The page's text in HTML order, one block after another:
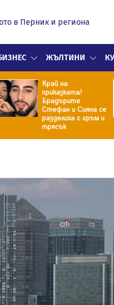
в Перник и региона
ЖЪЛТИНИ
Край на
приказката!
Брадърите
Стефан и Сияна се
разделиха с гръм и
трясък